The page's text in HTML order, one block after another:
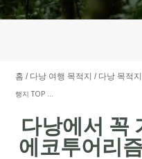
홈 다낭 여행 목적지 다낭 목적지
행지 TOP …
다낭에서 꼭
에코투어리